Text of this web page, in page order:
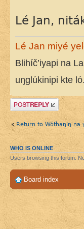
Lé Jan,
Lé Jan miyé
Blihíč’iyapi na
uŋglúkinipi kte ló.
Post a reply
Return to Wótȟaŋiŋ na
WHO IS ONLINE
Users browsing this forum:
Board index